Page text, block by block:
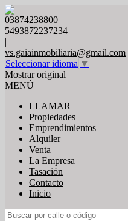
03874238800
5493872237234
|
vs.gaiainmobiliaria@gmail.com
Seleccionar idioma ▼
Mostrar original
MENÚ
LLAMAR
Propiedades
Emprendimientos
Alquiler
Venta
La Empresa
Tasación
Contacto
Inicio